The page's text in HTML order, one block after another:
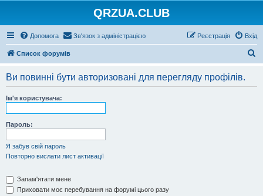
QRZUA.CLUB
Допомога Зв'язок з адміністрацією Вхід
Реєстрація
Список форумів
Ви повинні бути авторизовані для перегляду профілів.
Ім'я користувача:
Пароль:
Я забув свій пароль
Повторно вислати лист активації
Запам'ятати мене
Приховати моє перебування на форумі цього разу